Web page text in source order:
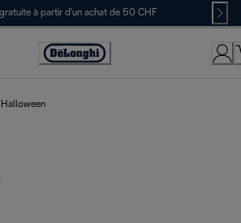
gratuite à partir d'un achat de 50 CHF
Déclaration
Halloween